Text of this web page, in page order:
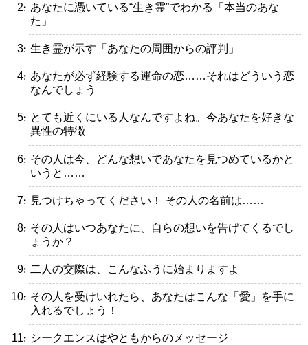
・あなたに憑いている“生き霊”でわかる「本当のあな
た」
・生き霊が示す「あなたの周囲からの評判」
・あなたが必ず経験する運命の恋……それはどういう恋
なんでしょう
・とても近くにいる人なんですよね。今あなたを好きな
異性の特徴
・その人は今、どんな想いであなたを見つめているかと
いうと……
・見つけちゃってください！ その人の名前は……
・その人はいつあなたに、自らの想いを告げてくるでし
ょうか？
・二人の交際は、こんなふうに始まりますよ
・その人を受けいれたら、あなたはこんな「愛」を手に
入れるでしょう！
・シークエンスはやともからのメッセージ